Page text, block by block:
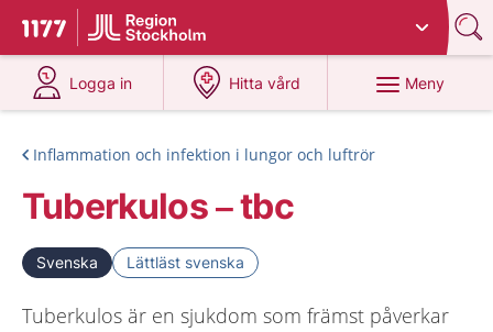
Till startsidan för 1177
Du har valt region
Logga in
på 1177.se
Hitta vård
på 1177.se
Meny
Inflammation och infektion i lungor och luftrör
Tuberkulos – tbc
Svenska Lättläst svenska
Tuberkulos är en sjukdom som främst påverkar